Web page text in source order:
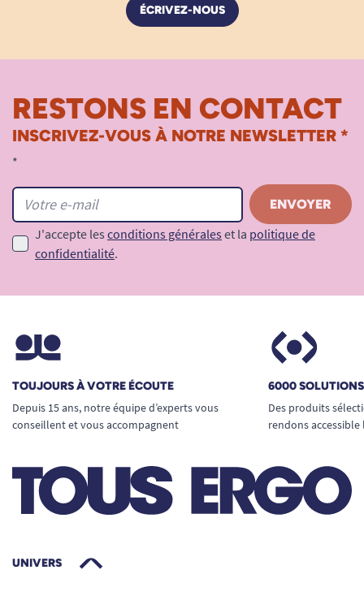
ÉCRIVEZ-NOUS
RESTONS EN CONTACT
INSCRIVEZ-VOUS À NOTRE NEWSLETTER *
*
J'accepte les conditions générales et la politique de
confidentialité.
TOUJOURS À VOTRE ÉCOUTE
Depuis 15 ans, notre équipe d’experts vous
conseillent et vous accompagnent
6000
Des produits
rendons
UNIVERS